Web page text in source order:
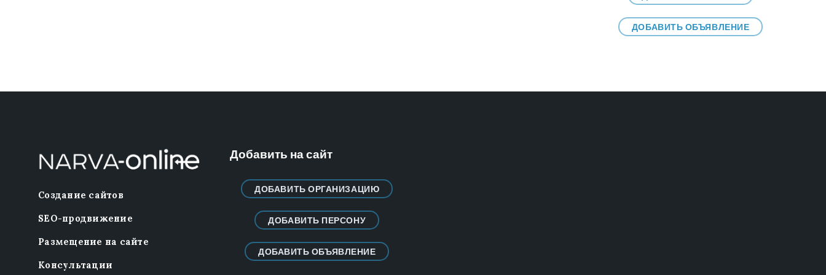
ДОБАВИТЬ ОБЪЯВЛЕНИЕ
Создание сайтов
SEO-продвижение
Размещение на сайте
Консультации
Добавить на сайт
ДОБАВИТЬ ОРГАНИЗАЦИЮ
ДОБАВИТЬ ПЕРСОНУ
ДОБАВИТЬ ОБЪЯВЛЕНИЕ